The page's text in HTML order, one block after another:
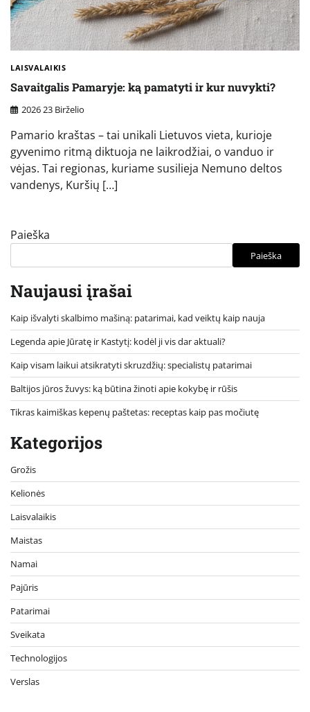
LAISVALAIKIS
Savaitgalis Pamaryje: ką pamatyti ir kur nuvykti?
2026 23 Birželio
Pamario kraštas – tai unikali Lietuvos vieta, kurioje
gyvenimo ritmą diktuoja ne laikrodžiai, o vanduo ir
vėjas. Tai regionas, kuriame susilieja Nemuno deltos
vandenys, Kuršių […]
Paieška
Paieška
Naujausi įrašai
Kaip išvalyti skalbimo mašiną: patarimai, kad veiktų kaip nauja
Legenda apie Jūratę ir Kastytį: kodėl ji vis dar aktuali?
Kaip visam laikui atsikratyti skruzdžių: specialistų patarimai
Baltijos jūros žuvys: ką būtina žinoti apie kokybę ir rūšis
Tikras kaimiškas kepenų paštetas: receptas kaip pas močiutę
Kategorijos
Grožis
Kelionės
Laisvalaikis
Maistas
Namai
Pajūris
Patarimai
Sveikata
Technologijos
Verslas